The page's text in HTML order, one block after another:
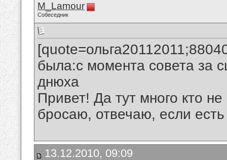
M_Lamour
Собеседник
была:с момента совета за
днюха
Привет! Да тут много кто
бросаю, отвечаю, если есть
13.12.2010, 09:09